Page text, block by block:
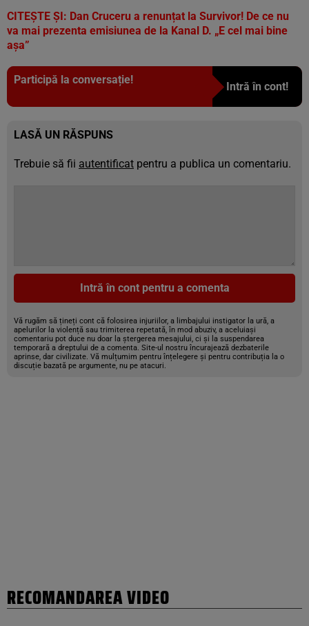
CITEȘTE ȘI: Dan Cruceru a renunțat la Survivor! De ce nu
va mai prezenta emisiunea de la Kanal D. „E cel mai bine
așa”
Participă la conversație!
Intră în cont!
LASĂ UN RĂSPUNS
Trebuie să fii autentificat pentru a publica un comentariu.
Intră în cont pentru a comenta
Vă rugăm să țineți cont că folosirea injuriilor, a limbajului instigator la ură, a
apelurilor la violență sau trimiterea repetată, în mod abuziv, a aceluiași
comentariu pot duce nu doar la ștergerea mesajului, ci și la suspendarea
temporară a dreptului de a comenta. Site-ul nostru încurajează dezbaterile
aprinse, dar civilizate. Vă mulțumim pentru înțelegere și pentru contribuția la o
discuție bazată pe argumente, nu pe atacuri.
RECOMANDAREA VIDEO